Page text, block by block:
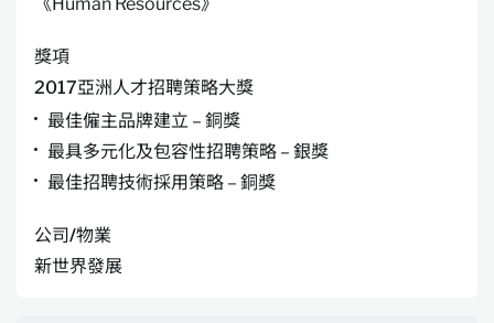
獎項
2017亞洲人才招聘策略大獎
最佳僱主品牌建立 – 銅獎
最具多元化及包容性招聘策略 – 銀獎
最佳招聘技術採用策略 – 銅獎
公司/物業
新世界發展